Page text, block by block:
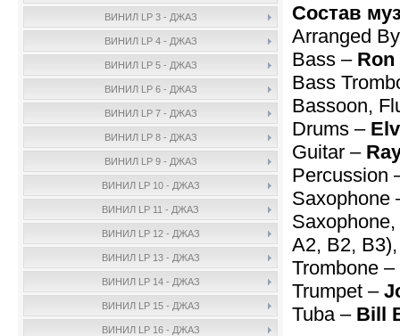
ВИНИЛ LP 3 - ДЖАЗ
ВИНИЛ LP 4 - ДЖАЗ
ВИНИЛ LP 5 - ДЖАЗ
ВИНИЛ LP 6 - ДЖАЗ
ВИНИЛ LP 7 - ДЖАЗ
ВИНИЛ LP 8 - ДЖАЗ
ВИНИЛ LP 9 - ДЖАЗ
ВИНИЛ LP 10 - ДЖАЗ
ВИНИЛ LP 11 - ДЖАЗ
ВИНИЛ LP 12 - ДЖАЗ
ВИНИЛ LP 13 - ДЖАЗ
ВИНИЛ LP 14 - ДЖАЗ
ВИНИЛ LP 15 - ДЖАЗ
ВИНИЛ LP 16 - ДЖАЗ
Состав
Arranged
Bass –
Bass
Bassoon,
Drums –
Guitar –
Percussion
Saxophone
A2, B2,
Trombone –
Trumpet –
Tuba – Bill